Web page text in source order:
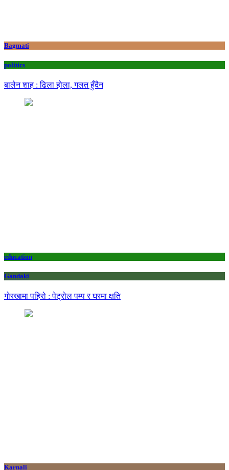
Bagmati
politics
बालेन शाह : ढिला होला, गलत हुँदैन
education
Gandaki
गोरखामा पहिरो : पेट्रोल पम्प र घरमा क्षति
Karnali